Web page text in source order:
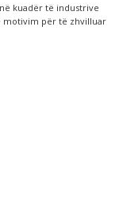
kuadër të industrive
motivim për të zhvilluar